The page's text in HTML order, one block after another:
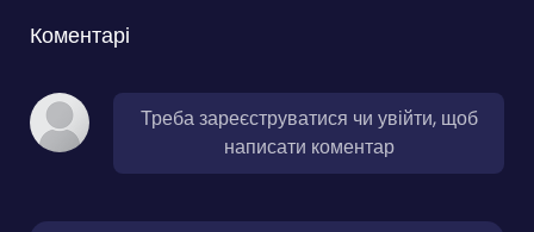
Коментарі
Треба зареєструватися чи увійти, щоб
написати коментар